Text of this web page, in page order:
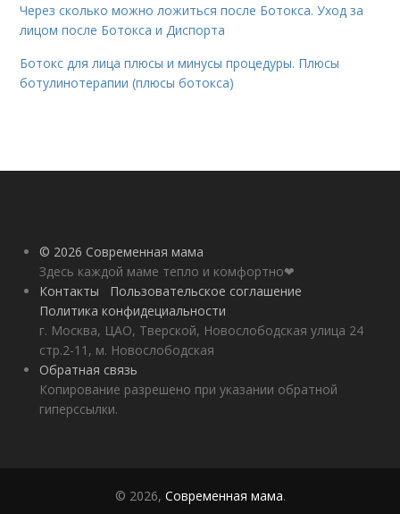
Через сколько можно ложиться после Ботокса. Уход за
лицом после Ботокса и Диспорта
Ботокс для лица плюсы и минусы процедуры. Плюсы
ботулинотерапии (плюсы ботокса)
© 2026 Современная мама
Здесь каждой маме тепло и комфортно❤
Контакты
Пользовательское соглашение
Политика конфидециальности
г. Москва, ЦАО, Тверской, Новослободская улица 24
стр.2-11, м. Новослободская
Обратная связь
Копирование разрешено при указании обратной
гиперссылки.
© 2026, Современная мама.